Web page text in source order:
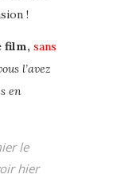
!
film, sans
l’avez
en
le
hier